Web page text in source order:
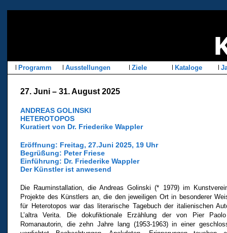
Programm Ausstellungen Ziele Kataloge
27. Juni – 31. August 2025
ANDREAS GOLINSKI
HETEROTOPOS
Kuratiert von Dr. Friederike Wappler
Eröffnung: Freitag, 27.Juni 2025, 19 Uhr
Begrüßung: Peter Friese
Einführung: Dr. Friederike Wappler
Der Künstler ist anwesend
Die Rauminstallation, die Andreas Golinski (* 1979) im
Projekte des Künstlers an, die den jeweiligen Ort in besonderer
für Heterotopos war das literarische Tagebuch der italienischen
L’altra Verita. Die dokufiktionale Erzählung der von Pier
Romanautorin, die zehn Jahre lang (1953-1963) in einer